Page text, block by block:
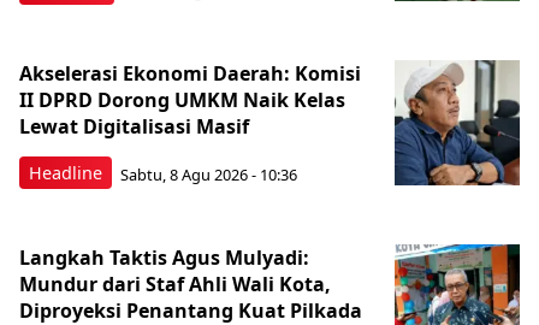
Headline
Akselerasi Ekonomi Daerah: Komisi
II DPRD Dorong UMKM Naik Kelas
Lewat Digitalisasi Masif
Sabtu, 8 Agu 2026 - 10:36
Langkah Taktis Agus Mulyadi:
Mundur dari Staf Ahli Wali Kota,
Diproyeksi Penantang Kuat Pilkada